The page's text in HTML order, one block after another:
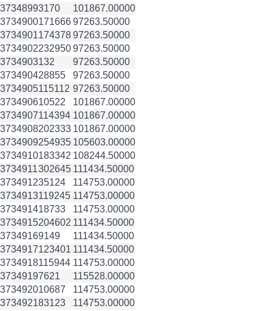
37348993170
101867.00000
373490017166697263.50000
373490117437897263.50000
373490223295097263.50000
3734903132
97263.50000
373490428855
97263.50000
3734905115112 97263.50000
373490610522
101867.00000
3734907114394 101867.00000
3734908202333 101867.00000
3734909254935 105603.00000
3734910183342 108244.50000
3734911302645 111434.50000
373491235124
114753.00000
3734913119245 114753.00000
373491418733
114753.00000
3734915204602 111434.50000
37349169149
111434.50000
3734917123401 111434.50000
3734918115944 114753.00000
37349197621
115528.00000
373492010687
114753.00000
373492183123
114753.00000